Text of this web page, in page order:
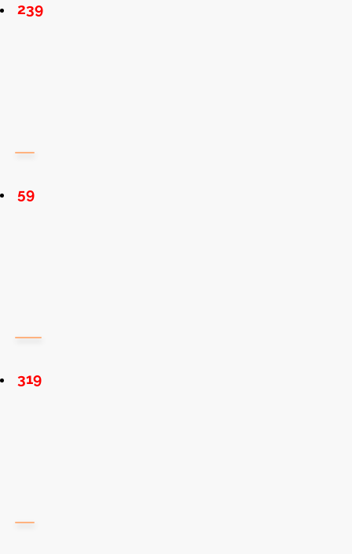
239
59
319